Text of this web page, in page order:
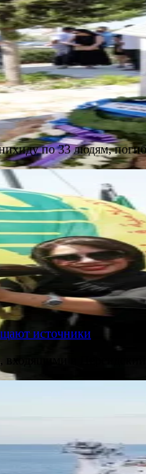
по 33 людям,
источники
входящими в